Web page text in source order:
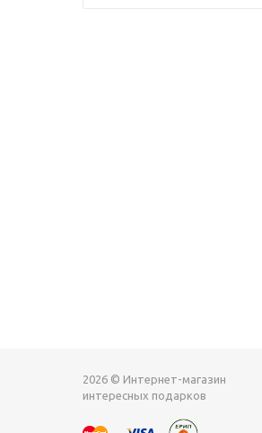
2026 © Интернет-магазин
интересных подарков